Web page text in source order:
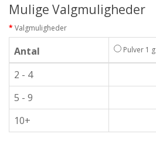
Mulige Valgmuligheder
Valgmuligheder
Antal Pulver 1 g
2 - 4
5 - 9
10+